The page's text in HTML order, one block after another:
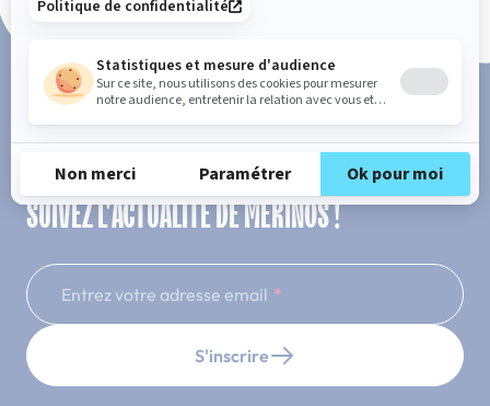
SUIVEZ L'ACTUALITÉ DE MERINOS !
Entrez votre adresse email
S'inscrire